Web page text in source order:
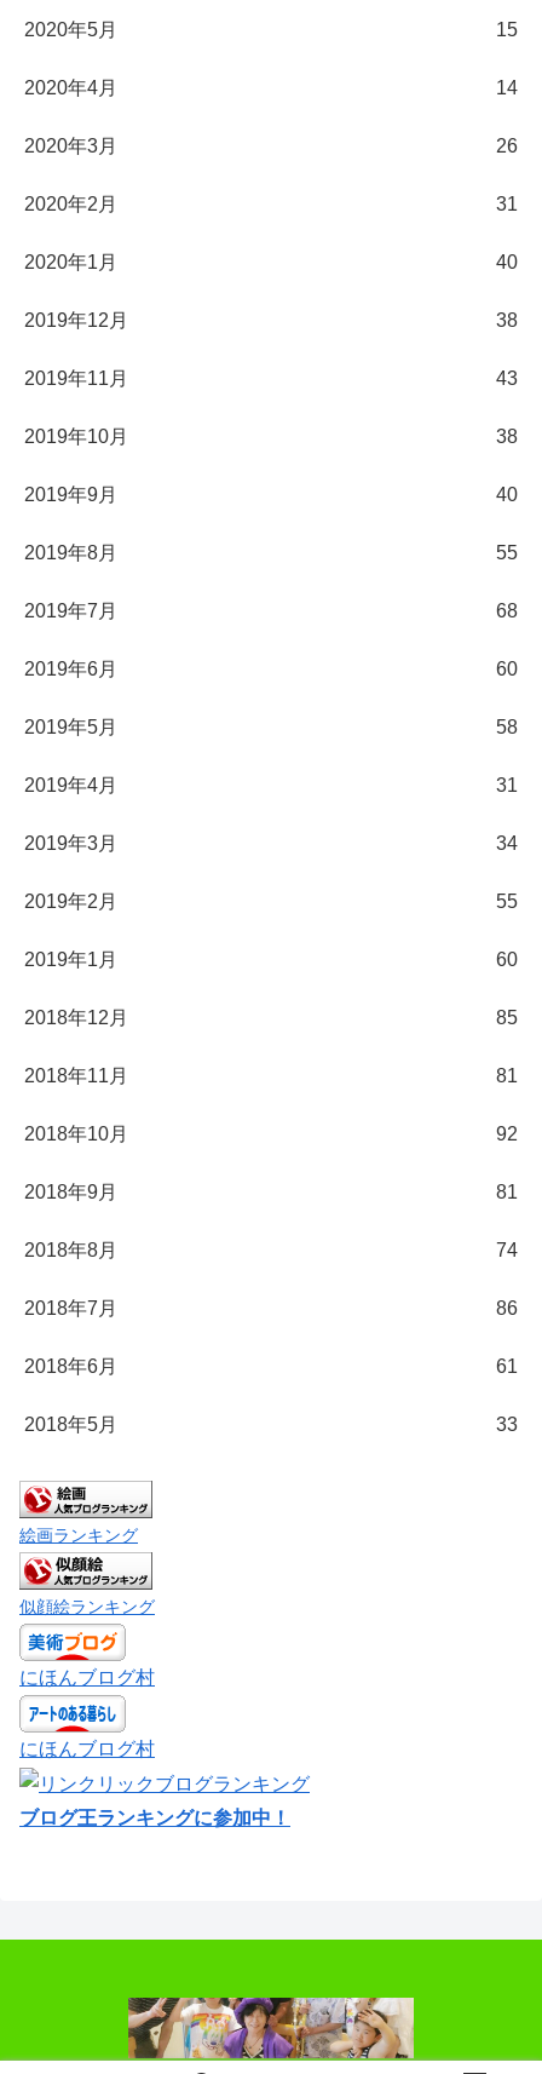
2020年5月 15
2020年4月 14
2020年3月 26
2020年2月 31
2020年1月 40
2019年12月 38
2019年11月 43
2019年10月 38
2019年9月 40
2019年8月 55
2019年7月 68
2019年6月 60
2019年5月 58
2019年4月 31
2019年3月 34
2019年2月 55
2019年1月 60
2018年12月 85
2018年11月 81
2018年10月 92
2018年9月 81
2018年8月 74
2018年7月 86
2018年6月 61
2018年5月 33
絵画ランキング
似顔絵ランキング
にほんブログ村
にほんブログ村
ブログ王ランキングに参加中！